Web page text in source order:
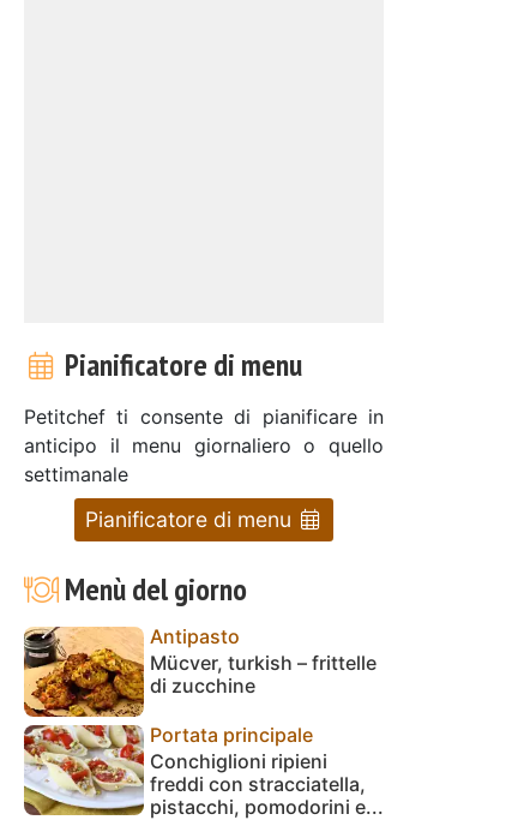
Pianificatore di menu
Petitchef ti consente di pianificare in
anticipo il menu giornaliero o quello
settimanale
Pianificatore di menu
Menù del giorno
Antipasto
Mücver, turkish – frittelle
di zucchine
Portata principale
Conchiglioni ripieni
freddi con stracciatella,
pistacchi, pomodorini e...